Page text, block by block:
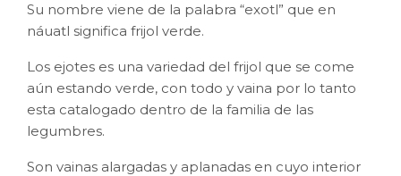
Su nombre viene de la palabra “exotl” que en
náuatl significa frijol verde.
Los ejotes es una variedad del frijol que se come
aún estando verde, con todo y vaina por lo tanto
esta catalogado dentro de la familia de las
legumbres.
Son vainas alargadas y aplanadas en cuyo interior